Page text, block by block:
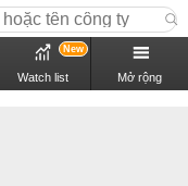
Watch list
New
Mở rộng